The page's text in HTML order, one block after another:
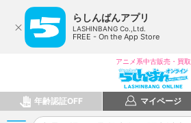
らしんばんアプリ
LASHINBANG Co.,Ltd.
FREE - On the App Store
アニメ系中古販売・買取
年齢認証OFF マイページ